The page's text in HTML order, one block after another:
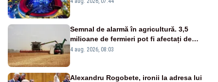
Semnal de alarmă în agricultură. 3,5
milioane de fermieri pot fi afectați de
strategia pentru conservarea
4 aug. 2026, 08:03
Alexandru Rogobete, ironii la adresa lui